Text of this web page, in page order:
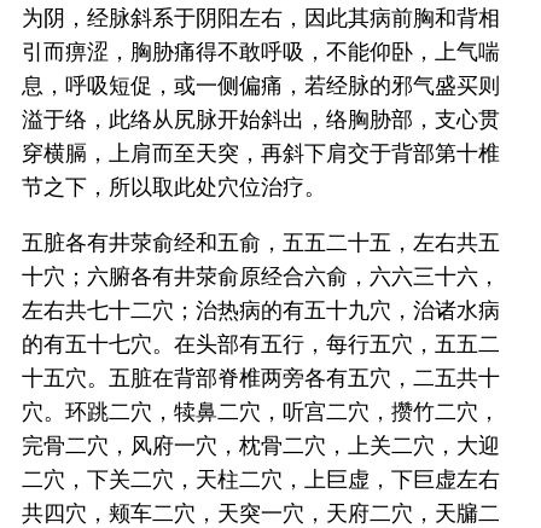
为阴，经脉斜系于阴阳左右，因此其病前胸和背相
引而痹涩，胸胁痛得不敢呼吸，不能仰卧，上气喘
息，呼吸短促，或一侧偏痛，若经脉的邪气盛买则
溢于络，此络从尻脉开始斜出，络胸胁部，支心贯
穿横膈，上肩而至天突，再斜下肩交于背部第十椎
节之下，所以取此处穴位治疗。
五脏各有井荥俞经和五俞，五五二十五，左右共五
十穴；六腑各有井荥俞原经合六俞，六六三十六，
左右共七十二穴；治热病的有五十九穴，治诸水病
的有五十七穴。在头部有五行，每行五穴，五五二
十五穴。五脏在背部脊椎两旁各有五穴，二五共十
穴。环跳二穴，犊鼻二穴，听宫二穴，攒竹二穴，
完骨二穴，风府一穴，枕骨二穴，上关二穴，大迎
二穴，下关二穴，天柱二穴，上巨虚，下巨虚左右
共四穴，颊车二穴，天突一穴，天府二穴，天牖二